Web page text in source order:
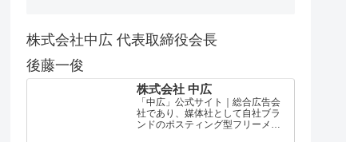
株式会社中広 代表取締役会長
後藤一俊
株式会社 中広
「中広」公式サイト｜総合広告会
社であり、媒体社として自社ブラ
ンドのポスティング型フリーメデ